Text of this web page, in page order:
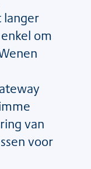
om
van
voor